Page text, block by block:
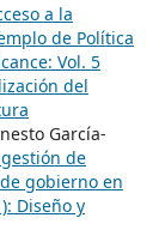
a la
de Política
Vol. 5
del
García-
de
gobierno en
Diseño y